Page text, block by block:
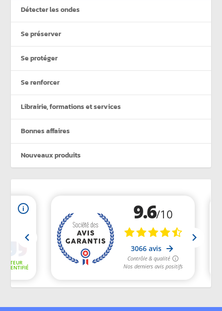
Détecter les ondes
Se préserver
Se protéger
Se renforcer
Librairie, formations et services
Bonnes affaires
Nouveaux produits